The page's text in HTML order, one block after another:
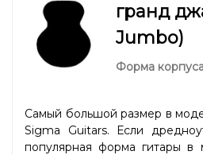
гранд
Jumbo)
Форма
Самый большой размер в
Sigma Guitars. Если
популярная форма гитары